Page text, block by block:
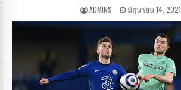
ADMINS มิถุนายน 14, 2021